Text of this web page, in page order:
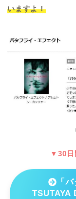
いますよ！
▼30日
「バ
TSUTAYA